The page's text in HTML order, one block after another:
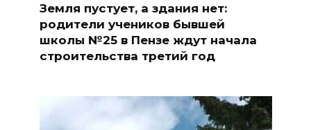
Земля пустует, а здания нет:
родители учеников бывшей
школы №25 в Пензе ждут начала
строительства третий год